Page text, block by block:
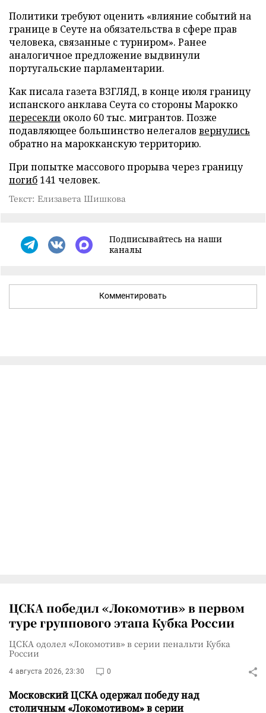
Политики требуют оценить «влияние событий на
границе в Сеуте на обязательства в сфере прав
человека, связанные с турниром». Ранее
аналогичное предложение выдвинули
португальские парламентарии.
Как писала газета ВЗГЛЯД, в конце июля границу
испанского анклава Сеута со стороны Марокко
пересекли около 60 тыс. мигрантов. Позже
подавляющее большинство нелегалов вернулись
обратно на марокканскую территорию.
При попытке массового прорыва через границу
погиб 141 человек.
Текст: Елизавета Шишкова
Подписывайтесь на наши
каналы
Комментировать
ЦСКА победил «Локомотив» в первом
туре группового этапа Кубка России
ЦСКА одолел «Локомотив» в серии пенальти Кубка
России
4 августа 2026, 23:30 0
Московский ЦСКА одержал победу над
столичным «Локомотивом» в серии